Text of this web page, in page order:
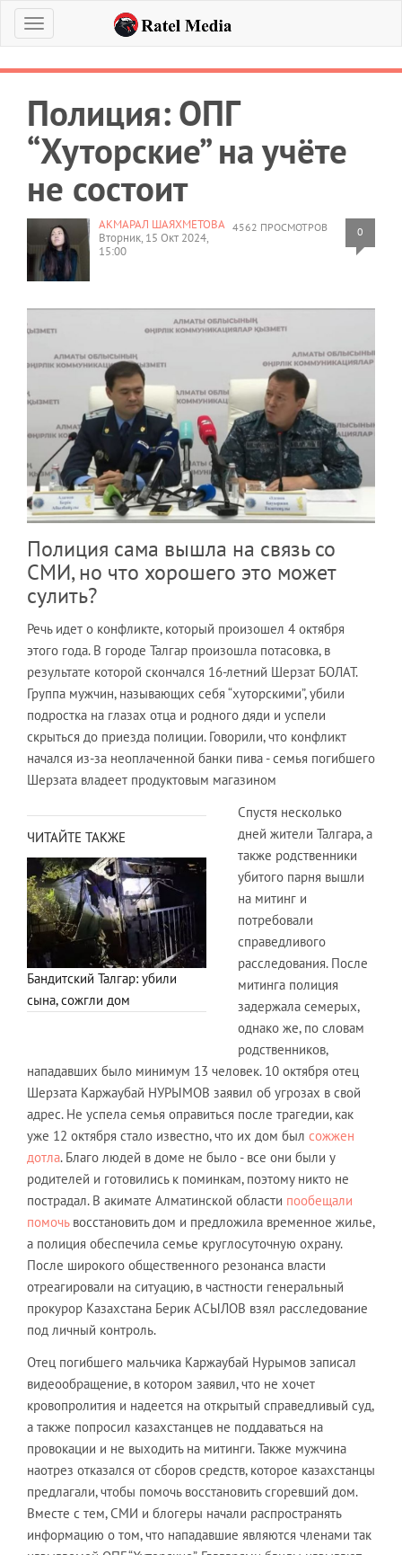
Меню
Полиция: ОПГ
“Хуторские” на учёте
не состоит
4562 ПРОСМОТРОВ 0
АКМАРАЛ ШАЯХМЕТОВА
Вторник, 15 Окт 2024,
15:00
Полиция сама вышла на связь со
СМИ, но что хорошего это может
сулить?
Речь идет о конфликте, который произошел 4 октября
этого года. В городе Талгар произошла потасовка, в
результате которой скончался 16-летний Шерзат БОЛАТ.
Группа мужчин, называющих себя “хуторскими”, убили
подростка на глазах отца и родного дяди и успели
скрыться до приезда полиции. Говорили, что конфликт
начался из-за неоплаченной банки пива - семья погибшего
Шерзата владеет продуктовым магазином
ЧИТАЙТЕ ТАКЖЕ
Бандитский Талгар: убили
сына, сожгли дом
Спустя несколько
дней жители Талгара, а
также родственники
убитого парня вышли
на митинг и
потребовали
справедливого
расследования. После
митинга полиция
задержала семерых,
однако же, по словам
родственников,
нападавших было минимум 13 человек. 10 октября отец
Шерзата Каржаубай НУРЫМОВ заявил об угрозах в свой
адрес. Не успела семья оправиться после трагедии, как
уже 12 октября стало известно, что их дом был сожжен
дотла. Благо людей в доме не было - все они были у
родителей и готовились к поминкам, поэтому никто не
пострадал. В акимате Алматинской области пообещали
помочьвосстановить дом и предложила временное жилье,
а полиция обеспечила семье круглосуточную охрану.
После широкого общественного резонанса власти
отреагировали на ситуацию, в частности генеральный
прокурор Казахстана Берик АСЫЛОВ взял расследование
под личный контроль.
Отец погибшего мальчика Каржаубай Нурымов записал
видеообращение, в котором заявил, что не хочет
кровопролития и надеется на открытый справедливый суд,
а также попросил казахстанцев не поддаваться на
провокации и не выходить на митинги. Также мужчина
наотрез отказался от сборов средств, которое казахстанцы
предлагали, чтобы помочь восстановить сгоревший дом.
Вместе с тем, СМИ и блогеры начали распространять
информацию о том, что нападавшие являются членами так